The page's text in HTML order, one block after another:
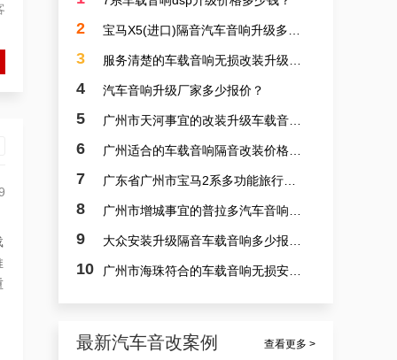
2
3
4 汽车音响升级厂家多少报价？
5
6
7
8
9
10
最新汽车音改案例 查看更多 >